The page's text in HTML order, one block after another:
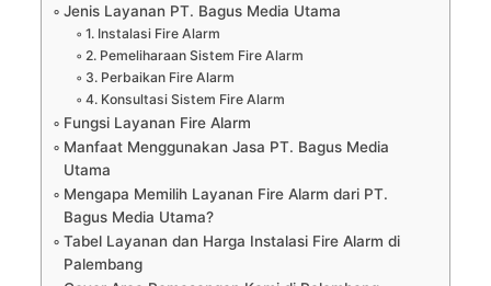
Jenis Layanan PT. Bagus Media Utama
1. Instalasi Fire Alarm
2. Pemeliharaan Sistem Fire Alarm
3. Perbaikan Fire Alarm
4. Konsultasi Sistem Fire Alarm
Fungsi Layanan Fire Alarm
Manfaat Menggunakan Jasa PT. Bagus Media
Utama
Mengapa Memilih Layanan Fire Alarm dari PT.
Bagus Media Utama?
Tabel Layanan dan Harga Instalasi Fire Alarm di
Palembang